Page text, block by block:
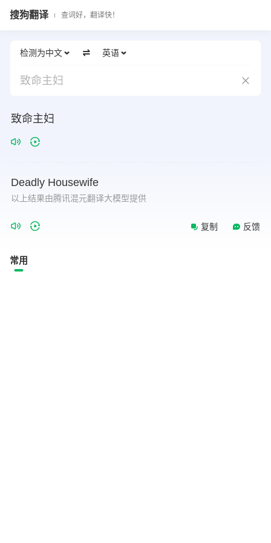
搜狗翻译 查词好，翻译快！
检测为中文 英语
致命主妇
致命主妇
Deadly Housewife
以上结果由腾讯混元翻译大模型提供
复制 反馈
常用